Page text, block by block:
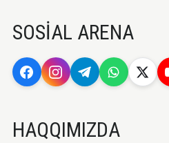
SOSİAL ARENA
HAQQIMIZDA